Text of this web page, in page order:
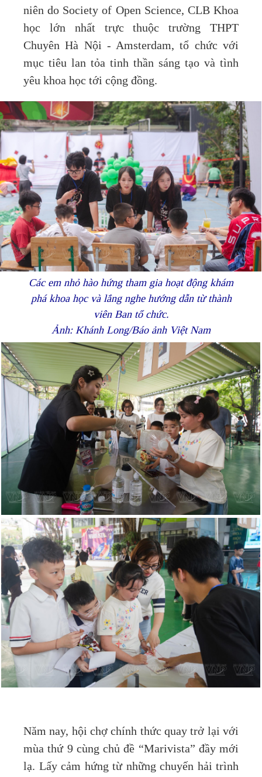
niên do Society of Open Science, CLB Khoa
học lớn nhất trực thuộc trường THPT
Chuyên Hà Nội - Amsterdam, tổ chức với
mục tiêu lan tỏa tinh thần sáng tạo và tình
yêu khoa học tới cộng đồng.
Các em nhỏ hào hứng tham gia hoạt động khám
phá khoa học và lắng nghe hướng dẫn từ thành
viên Ban tổ chức.
Ảnh: Khánh Long/Báo ảnh Việt Nam
Năm nay, hội chợ chính thức quay trở lại với
mùa thứ 9 cùng chủ đề “Marivista” đầy mới
lạ. Lấy cảm hứng từ những chuyến hải trình